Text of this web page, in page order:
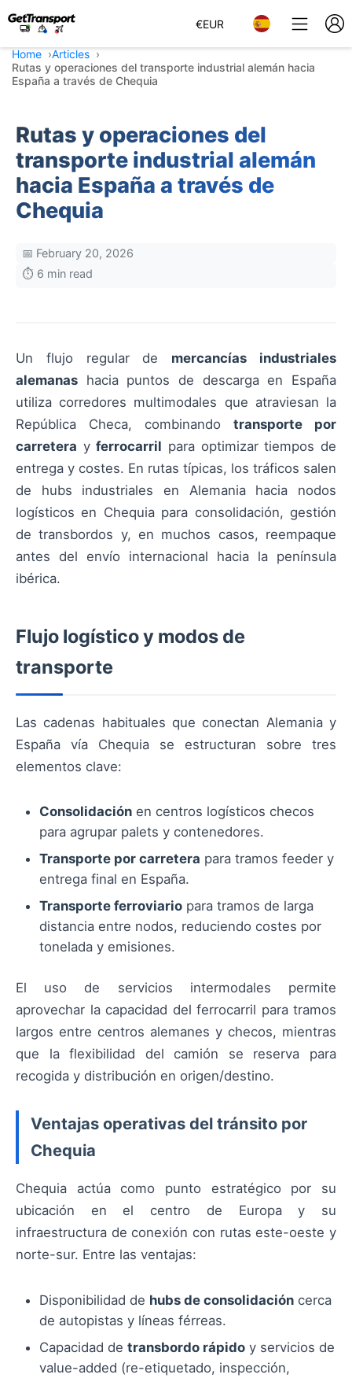
€EUR
Home
Articles
Rutas y operaciones del transporte industrial alemán hacia
España a través de Chequia
Rutas y operaciones del
transporte industrial alemán
hacia España a través de
Chequia
📅 February 20, 2026
⏱️ 6 min read
Un flujo regular de mercancías industriales
alemanas hacia puntos de descarga en España
utiliza corredores multimodales que atraviesan la
República Checa, combinando transporte por
carretera yferrocarril para optimizar tiempos de
entrega y costes. En rutas típicas, los tráficos salen
de hubs industriales en Alemania hacia nodos
logísticos en Chequia para consolidación, gestión
de transbordos y, en muchos casos, reempaque
antes del envío internacional hacia la península
ibérica.
Flujo logístico y modos de
transporte
Las cadenas habituales que conectan Alemania y
España vía Chequia se estructuran sobre tres
elementos clave:
Consolidación en centros logísticos checos
para agrupar palets y contenedores.
Transporte por carretera para tramos feeder y
entrega final en España.
Transporte ferroviario para tramos de larga
distancia entre nodos, reduciendo costes por
tonelada y emisiones.
El uso de servicios intermodales permite
aprovechar la capacidad del ferrocarril para tramos
largos entre centros alemanes y checos, mientras
que la flexibilidad del camión se reserva para
recogida y distribución en origen/destino.
Ventajas operativas del tránsito por
Chequia
Chequia actúa como punto estratégico por su
ubicación en el centro de Europa y su
infraestructura de conexión con rutas este-oeste y
norte-sur. Entre las ventajas:
Disponibilidad de hubs de consolidación cerca
de autopistas y líneas férreas.
Capacidad de transbordo rápido y servicios de
value-added (re-etiquetado, inspección,